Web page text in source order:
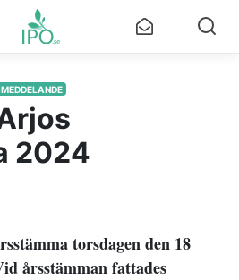
2024
torsdagen den 18
årsstämman fattades